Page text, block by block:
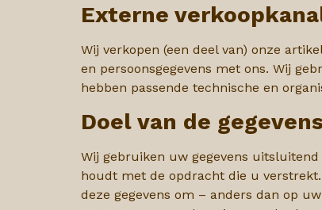
Externe
Wij verkopen (een deel van) onze
en persoonsgegevens met ons. Wij
hebben passende technische en
Doel van de
Wij gebruiken uw gegevens
houdt met de opdracht die u
deze gegevens om – anders dan op